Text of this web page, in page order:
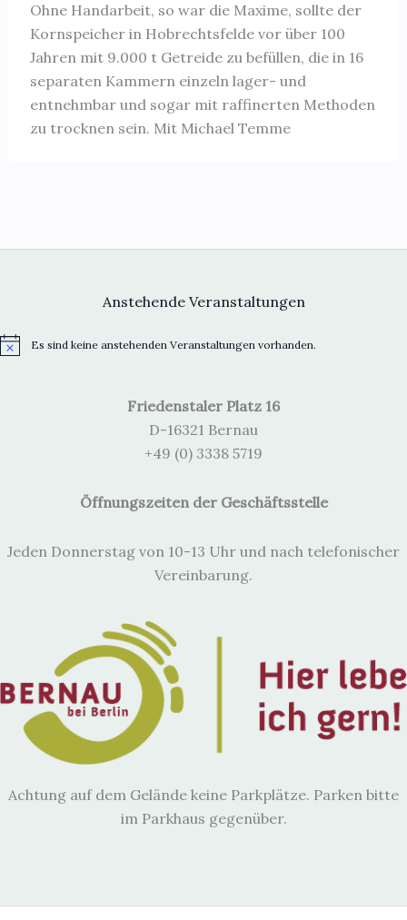
Ohne Handarbeit, so war die Maxime, sollte der
Kornspeicher in Hobrechtsfelde vor über 100
Jahren mit 9.000 t Getreide zu befüllen, die in 16
separaten Kammern einzeln lager- und
entnehmbar und sogar mit raffinerten Methoden
zu trocknen sein. Mit Michael Temme
Anstehende Veranstaltungen
H
Es sind keine anstehenden Veranstaltungen vorhanden.
Friedenstaler Platz 16
D-16321 Bernau
+49 (0) 3338 5719
Öffnungszeiten der Geschäftsstelle
Jeden Donnerstag von 10-13 Uhr und nach telefonischer
Vereinbarung.
Achtung auf dem Gelände keine Parkplätze. Parken bitte
im Parkhaus gegenüber.